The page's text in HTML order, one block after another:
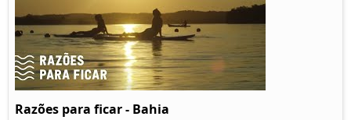
Razões para ficar - Bahia